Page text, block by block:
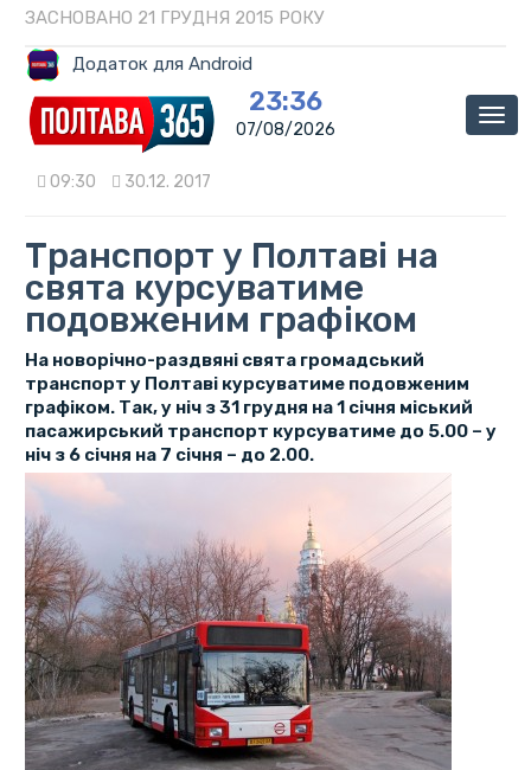
ЗАСНОВАНО 21 ГРУДНЯ 2015 РОКУ
Додаток для Android
23:36
07/08/2026
09:30 30.12. 2017
Транспорт у Полтаві на
свята курсуватиме
подовженим графіком
На новорічно-раздвяні свята громадський
транспорт у Полтаві курсуватиме подовженим
графіком. Так, у ніч з 31 грудня на 1 січня міський
пасажирський транспорт курсуватиме до 5.00 – у
ніч з 6 січня на 7 січня – до 2.00.